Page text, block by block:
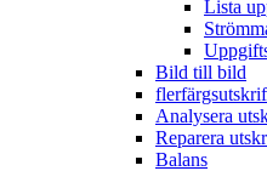
Lista
Bild till bild
Analysera
Reparera
Balans